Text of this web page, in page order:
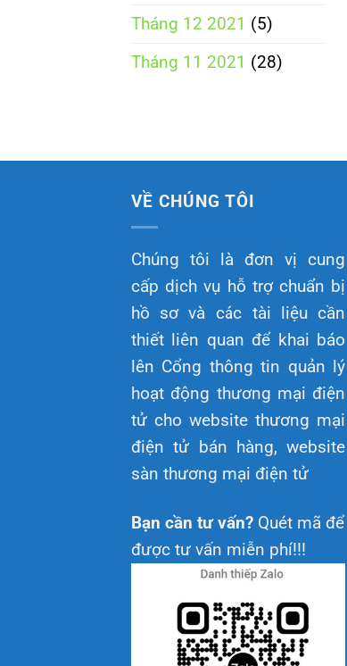
Tháng 12 2021 (5)
Tháng 11 2021 (28)
VỀ CHÚNG TÔI
Chúng tôi là đơn vị cung
cấp dịch vụ hỗ trợ chuẩn bị
hồ sơ và các tài liệu cần
thiết liên quan để khai báo
lên Cổng thông tin quản lý
hoạt động thương mại điện
tử cho website thương mại
điện tử bán hàng, website
sàn thương mại điện tử
Bạn cần tư vấn? Quét mã để
được tư vấn miễn phí!!!